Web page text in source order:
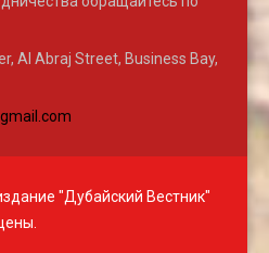
Al Abraj Street, Business Bay,
"Дубайский Вестник"